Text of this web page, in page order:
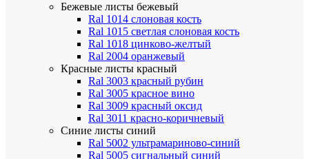
Бежевые листы бежевый
Ral 1014 слоновая кость
Ral 1015 светлая слоновая кость
Ral 1018 цинково-желтый
Ral 2004 оранжевый
Красные листы красный
Ral 3003 красный рубин
Ral 3005 красное вино
Ral 3009 красный оксид
Ral 3011 красно-коричневый
Синие листы синий
Ral 5002 ультрамариново-синий
Ral 5005 сигнальный синий